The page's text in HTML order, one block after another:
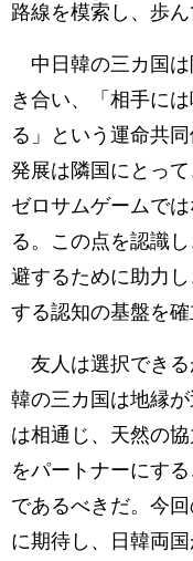
路線を模索し、歩
中日韓の三カ国は
き合い、「相手に
る」という運命共
発展は隣国にとっ
ゼロサムゲームで
る。この点を認識
避するために助力
する認知の基盤を確
友人は選択できる
韓の三カ国は地縁
は相通じ、天然の
をパートナーにす
であるべきだ。今
に期待し、日韓両